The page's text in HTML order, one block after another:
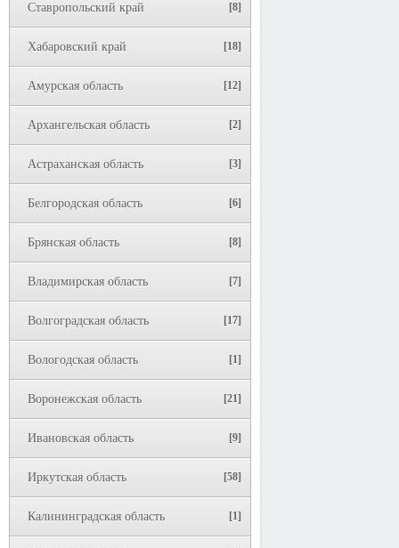
Ставропольский край [8]
Хабаровский край [18]
Амурская область [12]
Архангельская область [2]
Астраханская область [3]
Белгородская область [6]
Брянская область [8]
Владимирская область [7]
Волгоградская область [17]
Вологодская область [1]
Воронежская область [21]
Ивановская область [9]
Иркутская область [58]
Калининградская область [1]